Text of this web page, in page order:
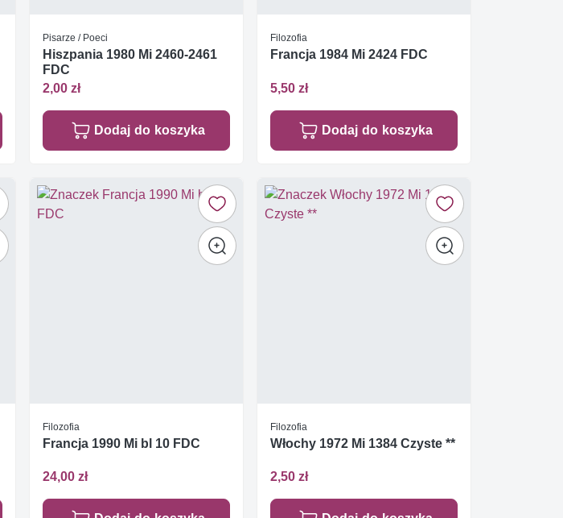
Pisarze / Poeci
Hiszpania 1980 Mi 2460-2461
FDC
2,00 zł
Dodaj do koszyka
Filozofia
Francja 1984 Mi 2424 FDC
5,50 zł
Dodaj do koszyka
Filozofia
Francja 1990 Mi bl 10 FDC
24,00 zł
Filozofia
Włochy 1972 Mi 1384 Czyste **
2,50 zł